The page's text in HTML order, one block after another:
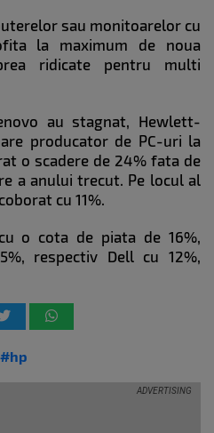
sau monitoarelor cu
la maximum de noua
ridicate pentru multi
au stagnat, Hewlett-
producator de PC-uri la
o scadere de 24% fata de
a anului trecut. Pe locul al
cu 11%.
o cota de piata de 16%,
respectiv Dell cu 12%,
#hp